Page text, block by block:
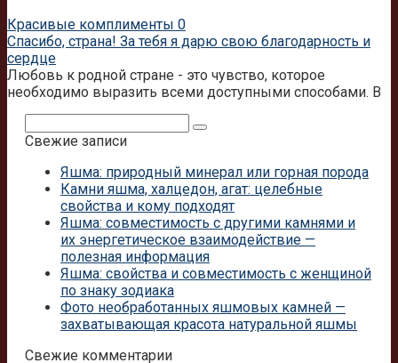
Красивые комплименты 0
Спасибо, страна! За тебя я дарю свою благодарность и
сердце
Любовь к родной стране - это чувство, которое
необходимо выразить всеми доступными способами. В
Свежие записи
Яшма: природный минерал или горная порода
Камни яшма, халцедон, агат: целебные
свойства и кому подходят
Яшма: совместимость с другими камнями и
их энергетическое взаимодействие —
полезная информация
Яшма: свойства и совместимость с женщиной
по знаку зодиака
Фото необработанных яшмовых камней —
захватывающая красота натуральной яшмы
Свежие комментарии